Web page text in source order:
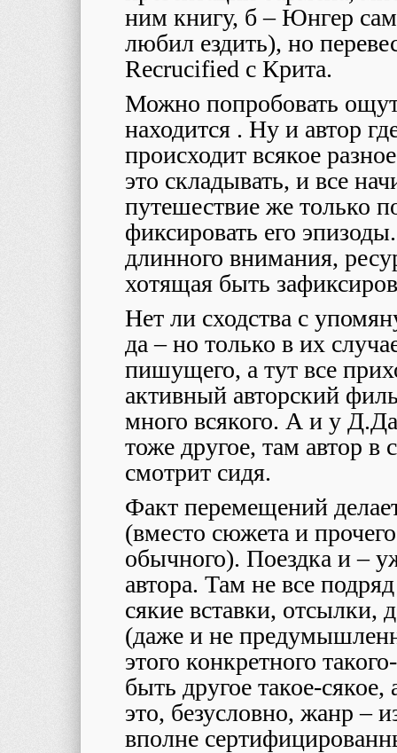
ним книгу, б – Юнгер
любил ездить), но
Recrucified с Крита.
Можно попробовать
находится . Ну и автор
происходит всякое
это складывать, и все
путешествие же только
фиксировать его
длинного внимания,
хотящая быть
Нет ли сходства с
да – но только в их
пишущего, а тут все
активный авторский
много всякого. А и у
тоже другое, там автор в
смотрит сидя.
Факт перемещений
(вместо сюжета и
обычного). Поездка и –
автора. Там не все
сякие вставки, отсылки,
(даже и не
этого конкретного
быть другое такое-
это, безусловно, жанр –
вполне